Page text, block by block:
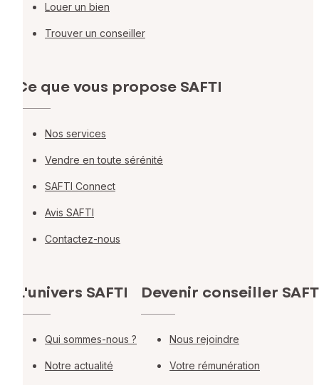
Louer un bien
Trouver un conseiller
Ce que vous propose SAFTI
Nos services
Vendre en toute sérénité
SAFTI Connect
Avis SAFTI
Contactez-nous
L'univers SAFTI
Qui sommes-nous ?
Notre actualité
Devenir conseiller
Nous rejoindre
Votre rémunération